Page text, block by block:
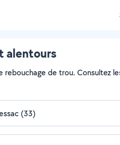
alentours
rebouchage de trou. Consultez